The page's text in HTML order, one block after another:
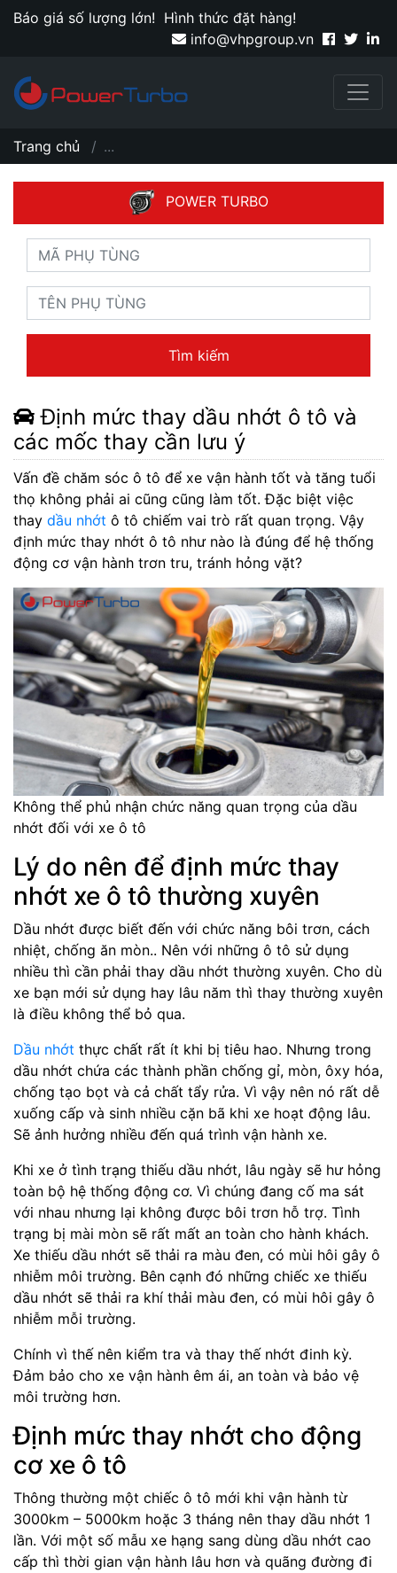
Báo giá số lượng lớn! Hình thức đặt hàng!
info@vhpgroup.vn
Trang chủ ...
POWER TURBO
Tìm kiếm
Định mức thay dầu nhớt ô tô và
các mốc thay cần lưu ý
Vấn đề chăm sóc ô tô để xe vận hành tốt và tăng tuổi
thọ không phải ai cũng cũng làm tốt. Đặc biệt việc
thay dầu nhớt ô tô chiếm vai trò rất quan trọng. Vậy
định mức thay nhớt ô tô như nào là đúng để hệ thống
động cơ vận hành trơn tru, tránh hỏng vặt?
Không thể phủ nhận chức năng quan trọng của dầu
nhớt đối với xe ô tô
Lý do nên để định mức thay
nhớt xe ô tô thường xuyên
Dầu nhớt được biết đến với chức năng bôi trơn, cách
nhiệt, chống ăn mòn.. Nên với những ô tô sử dụng
nhiều thì cần phải thay dầu nhớt thường xuyên. Cho dù
xe bạn mới sử dụng hay lâu năm thì thay thường xuyên
là điều không thể bỏ qua.
Dầu nhớt thực chất rất ít khi bị tiêu hao. Nhưng trong
dầu nhớt chứa các thành phần chống gỉ, mòn, ôxy hóa,
chống tạo bọt và cả chất tẩy rửa. Vì vậy nên nó rất dễ
xuống cấp và sinh nhiều cặn bã khi xe hoạt động lâu.
Sẽ ảnh hưởng nhiều đến quá trình vận hành xe.
Khi xe ở tình trạng thiếu dầu nhớt, lâu ngày sẽ hư hỏng
toàn bộ hệ thống động cơ. Vì chúng đang cố ma sát
với nhau nhưng lại không được bôi trơn hỗ trợ. Tình
trạng bị mài mòn sẽ rất mất an toàn cho hành khách.
Xe thiếu dầu nhớt sẽ thải ra màu đen, có mùi hôi gây ô
nhiễm môi trường. Bên cạnh đó những chiếc xe thiếu
dầu nhớt sẽ thải ra khí thải màu đen, có mùi hôi gây ô
nhiễm mỗi trường.
Chính vì thế nên kiểm tra và thay thế nhớt đinh kỳ.
Đảm bảo cho xe vận hành êm ái, an toàn và bảo vệ
môi trường hơn.
Định mức thay nhớt cho động
cơ xe ô tô
Thông thường một chiếc ô tô mới khi vận hành từ
3000km – 5000km hoặc 3 tháng nên thay dầu nhớt 1
lần. Với một số mẫu xe hạng sang dùng dầu nhớt cao
cấp thì thời gian vận hành lâu hơn và quãng đường đi